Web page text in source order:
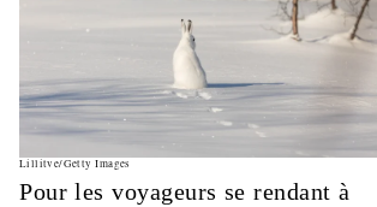
Lillitve/Getty Images
Pour les voyageurs se rendant à